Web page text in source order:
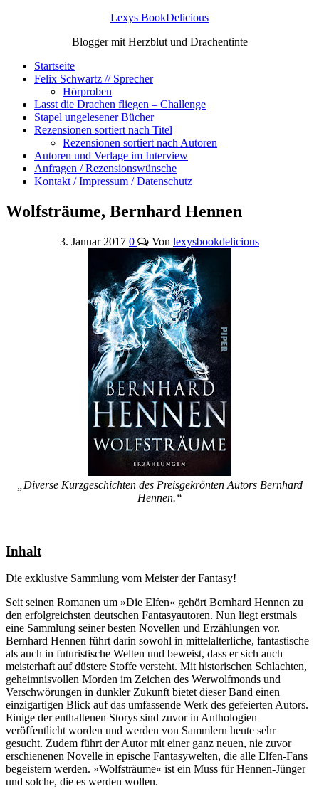
Lexys BookDelicious
Blogger mit Herzblut und Drachentinte
Startseite
Felix Schwartz // Sprecher
Hörproben
Lasst die Drachen fliegen – Challenge
Stapel ungelesener Bücher
Rezensionen sortiert nach Titel
Rezensionen sortiert nach Autoren
Autoren und Verlage im Interview
Anfragen / Rezensionswünsche
Kontakt / Impressum / Datenschutz
Wolfsträume, Bernhard Hennen
3. Januar 2017 0 Von lexysbookdelicious
„Diverse Kurzgeschichten des Preisgekrönten Autors Bernhard
Hennen.“
Inhalt
Die exklusive Sammlung vom Meister der Fantasy!
Seit seinen Romanen um »Die Elfen« gehört Bernhard Hennen zu
den erfolgreichsten deutschen Fantasyautoren. Nun liegt erstmals
eine Sammlung seiner besten Novellen und Erzählungen vor.
Bernhard Hennen führt darin sowohl in mittelalterliche, fantastische
als auch in futuristische Welten und beweist, dass er sich auch
meisterhaft auf düstere Stoffe versteht. Mit historischen Schlachten,
geheimnisvollen Morden im Zeichen des Werwolfmonds und
Verschwörungen in dunkler Zukunft bietet dieser Band einen
einzigartigen Blick auf das umfassende Werk des gefeierten Autors.
Einige der enthaltenen Storys sind zuvor in Anthologien
veröffentlicht worden und werden von Sammlern heute sehr
gesucht. Zudem führt der Autor mit einer ganz neuen, nie zuvor
erschienenen Novelle in epische Fantasywelten, die alle Elfen-Fans
begeistern werden. »Wolfsträume« ist ein Muss für Hennen-Jünger
und solche, die es werden wollen.